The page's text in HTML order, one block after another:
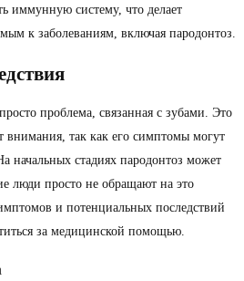
иммунную систему, что делает
к заболеваниям, включая пародонтоз.
проблема, связанная с зубами. Это
внимания, так как его симптомы могут
начальных стадиях пародонтоз может
люди просто не обращают на это
и потенциальных последствий
за медицинской помощью.